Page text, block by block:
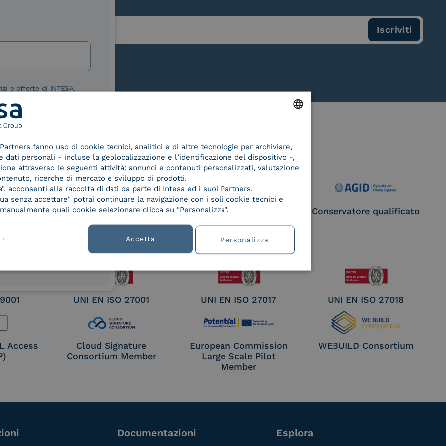
Trust
/
Service Provider e
Service Provider e
Conservatore qualificato
UNI EN ISO 27001 UNI EN ISO 27017 UNI EN ISO 27018
Access
Cloud Signature
Consortium Member
European Commission
Large Scale Pilot
Member
WEBUILD Consortium
e offerte di INTESA.
di INTESA.
inviando una e-mail
se non si desidera ricevere
facendo clic sul
e-mail.
nelle Norme di tutela della
di aver letto e compreso
Documentazioni Esplora
ITALIAN
fanno uso di cookie tecnici, analitici e di altre tecnologie per archiviare,
dati personali - incluse la geolocalizzazione e l’identificazione del dispositivo -,
attraverso le seguenti attività: annunci e contenuti personalizzati, valutazione
ricerche di mercato e sviluppo di prodotti.
acconsenti alla raccolta di dati da parte di Intesa ed i suoi Partners.
senza accettare" potrai continuare la navigazione con i soli cookie tecnici e
quali cookie selezionare clicca su "Personalizza".
Accetta Personalizza